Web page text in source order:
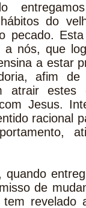
do
pecado.
a nós, que
a estar
afim
atrair estes
Jesus.
racional
quando
de
tem